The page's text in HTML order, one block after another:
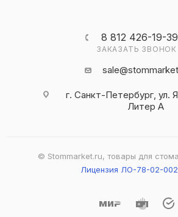
8 812 426-19-39
ЗАКАЗАТЬ ЗВОНОК
г. Cанкт-Петербург, ул.
Литер А
© Stommarket.ru, товары для
Лицензия ЛО-78-02-